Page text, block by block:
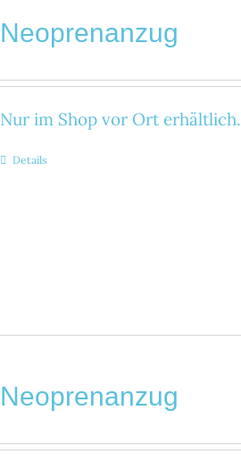
Neoprenanzug
Nur im Shop vor Ort erhältlich.
Details
Neoprenanzug